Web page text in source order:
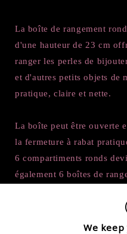
La boîte de rangement
d'une hauteur de 23 cm
ranger les perles de
et d'autres petits objets de
pratique, claire et nette.
La boîte peut être ouverte
la fermeture à rabat
6 compartiments ronds
également 6 boîtes de
compartiments est
rabattable supplémentaire.
We